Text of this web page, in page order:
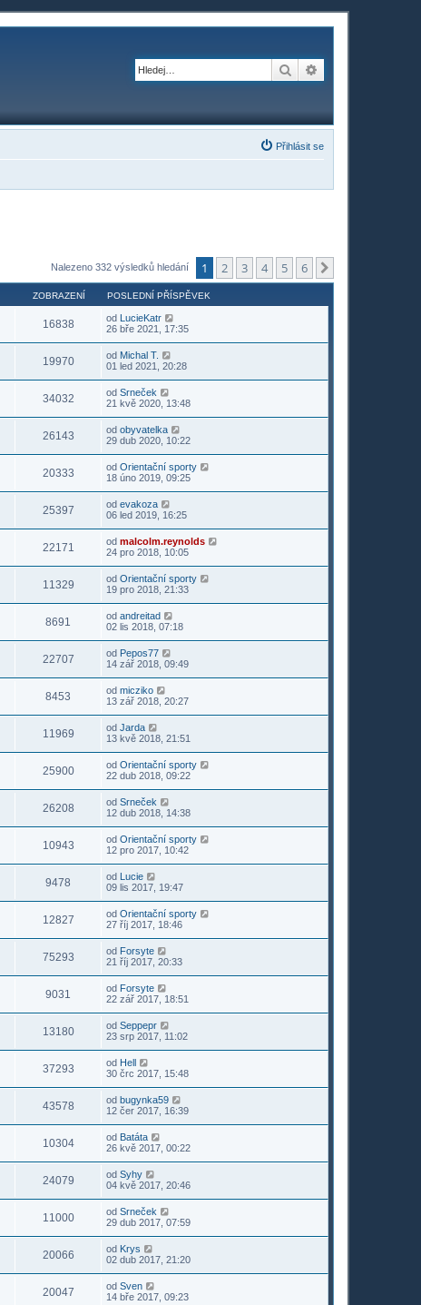
Hledat
Přihlásit se
Nalezeno 332 výsledků hledání 1 2 3 4 5 6
ZOBRAZENÍ POSLEDNÍ PŘÍSPĚVEK
16838 od LucieKatr
26 bře 2021, 17:35
19970 od Michal T.
01 led 2021, 20:28
34032 od Srneček
21 kvě 2020, 13:48
26143 od obyvatelka
29 dub 2020, 10:22
20333 od Orientační sporty
18 úno 2019, 09:25
25397 od evakoza
06 led 2019, 16:25
22171 od malcolm.reynolds
24 pro 2018, 10:05
11329 od Orientační sporty
19 pro 2018, 21:33
8691 od andreitad
02 lis 2018, 07:18
22707 od Pepos77
14 zář 2018, 09:49
8453 od micziko
13 zář 2018, 20:27
11969 od Jarda
13 kvě 2018, 21:51
25900 od Orientační sporty
22 dub 2018, 09:22
26208 od Srneček
12 dub 2018, 14:38
10943 od Orientační sporty
12 pro 2017, 10:42
9478 od Lucie
09 lis 2017, 19:47
12827 od Orientační sporty
27 říj 2017, 18:46
75293 od Forsyte
21 říj 2017, 20:33
9031 od Forsyte
22 zář 2017, 18:51
13180 od Seppepr
23 srp 2017, 11:02
37293 od Hell
30 črc 2017, 15:48
43578 od bugynka59
12 čer 2017, 16:39
10304 od Batáta
26 kvě 2017, 00:22
24079 od Syhy
04 kvě 2017, 20:46
11000 od Srneček
29 dub 2017, 07:59
20066 od Krys
02 dub 2017, 21:20
20047 od Sven
14 bře 2017, 09:23